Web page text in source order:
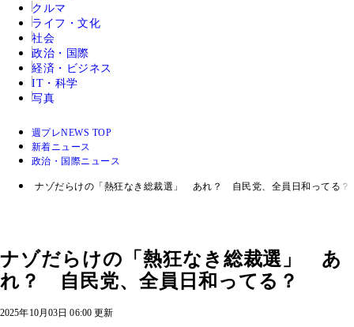
クルマ
ライフ・文化
社会
政治・国際
経済・ビジネス
IT・科学
写真
週プレNEWS TOP
新着ニュース
政治・国際ニュース
ナゾだらけの「熱狂なき総裁選」 あれ？ 自民党、全員日和ってる？
ナゾだらけの「熱狂なき総裁選」 あ
れ？ 自民党、全員日和ってる？
2025年10月03日 06:00 更新